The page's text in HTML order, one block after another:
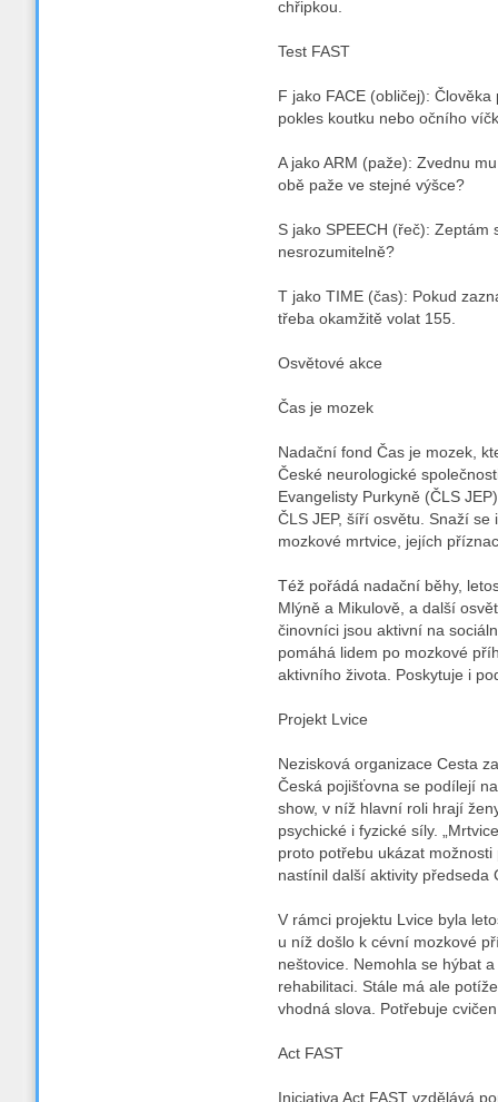
chřipkou.
Test FAST
F jako FACE (obličej):
pokles koutku nebo očního
A jako ARM (paže): Zvednu
obě paže ve stejné výšce?
S jako SPEECH (řeč):
nesrozumitelně?
T jako TIME (čas): Pokud
třeba okamžitě volat 155.
Osvětové akce
Čas je mozek
Nadační fond Čas je mozek,
České neurologické
Evangelisty Purkyně (ČLS
ČLS JEP, šíří osvětu. Snaží
mozkové mrtvice, jejích
Též pořádá nadační běhy,
Mlýně a Mikulově, a další
činovníci jsou aktivní na
pomáhá lidem po mozkové
aktivního života. Poskytuje i
Projekt Lvice
Nezisková organizace Cesta
Česká pojišťovna se podílejí
show, v níž hlavní roli hrají
psychické i fyzické síly.
proto potřebu ukázat
nastínil další aktivity předseda
V rámci projektu Lvice byla
u níž došlo k cévní mozkové
neštovice. Nemohla se hýbat
rehabilitaci. Stále má ale
vhodná slova. Potřebuje
Act FAST
Iniciativa Act FAST vzdělává